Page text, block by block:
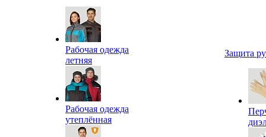
Рабочая одежда
летняя
Рабочая одежда
утеплённая
Защита